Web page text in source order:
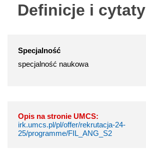
Definicje i cytaty
Specjalność
specjalność naukowa
Opis na stronie UMCS:
irk.umcs.pl/pl/offer/rekrutacja-24-
25/programme/FIL_ANG_S2